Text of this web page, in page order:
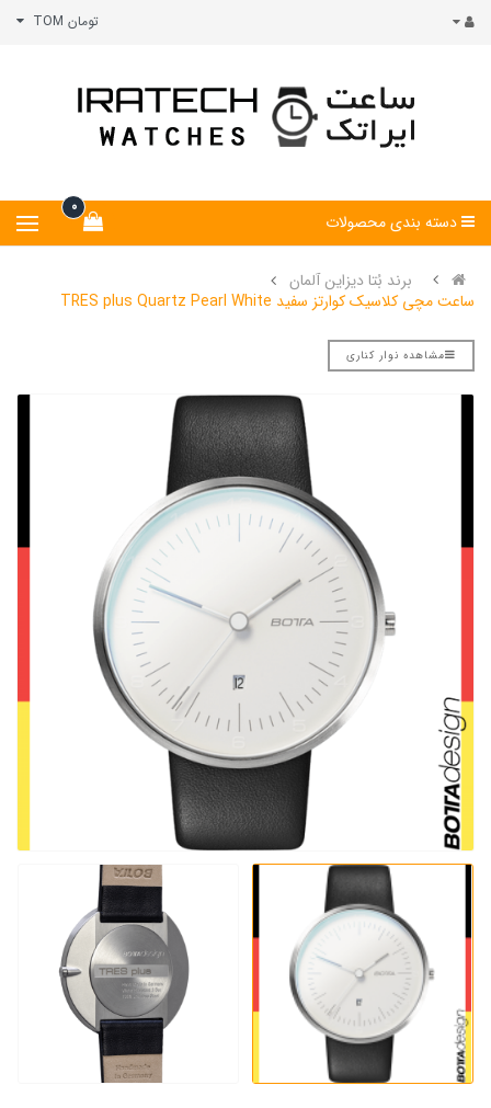
تومان TOM
0
دسته بندی محصولات
برند بُتا دیزاین آلمان
ساعت مچی کلاسیک کوارتز سفید TRES plus Quartz Pearl White
مشاهده نوار کناری